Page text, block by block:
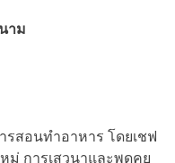
าม
สอนทำอาหาร โดยเชฟ
ม่ การเสวนาและพูดคุย